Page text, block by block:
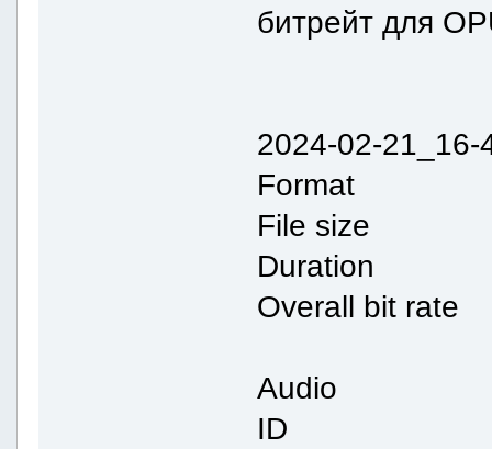
битрейт для
2024-02-21_16-
Format
File size :
Duration :
Overall bit
Audio
ID :